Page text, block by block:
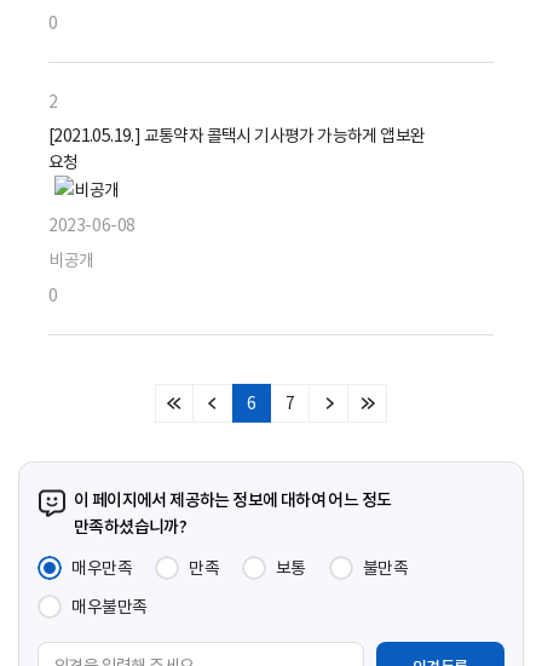
0
2
[2021.05.19.] 교통약자 콜택시 기사평가 가능하게 앱보완
요청
2023-06-08
비공개
0
처
페
이
지
이
페
이
6 7
다
페
이
마
막
페
이 페이지에서 제공하는 정보에 대하여 어느 정도
만족하셨습니까?
매우만족
만족 보통
불만족
매우불만족